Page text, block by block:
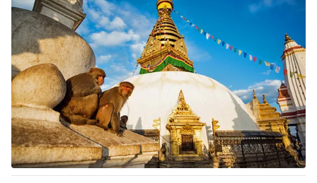
VTV Money VTV Thể thao
VTV Sức khoẻ Bất động sản
Thị trường 24h Tấm lòng Việt
VTV4 Vươn mình bằng AI